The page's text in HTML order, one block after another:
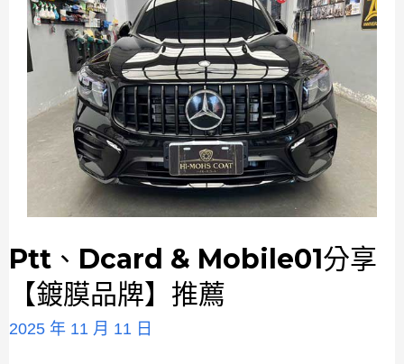
Ptt、Dcard & Mobile01分享
【鍍膜品牌】推薦
2025 年 11 月 11 日
Ptt、
Dcard
Mobile01